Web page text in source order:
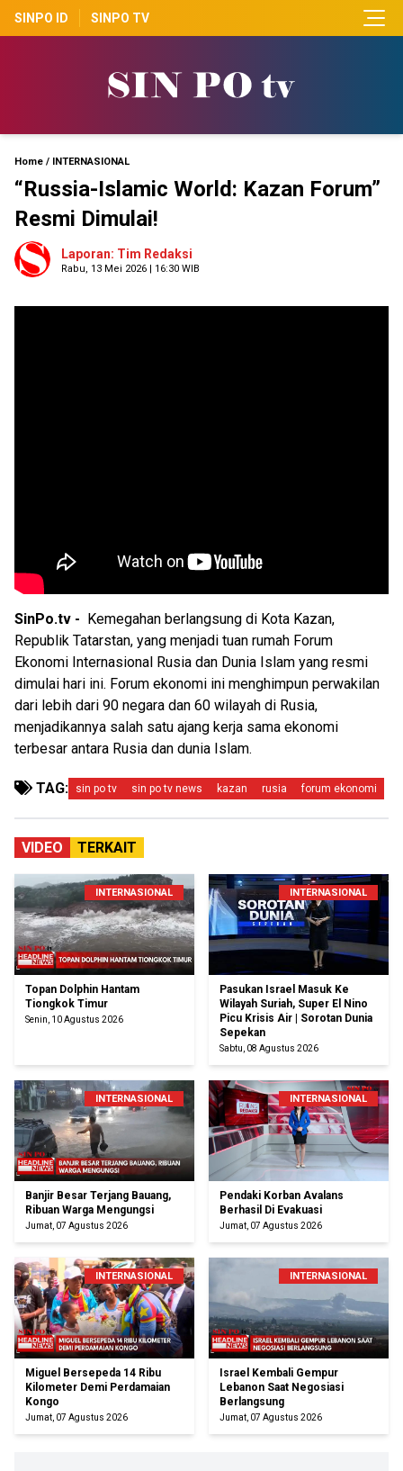
SINPO ID SINPO TV
Home / INTERNASIONAL
“Russia-Islamic World: Kazan Forum”
Resmi Dimulai!
Laporan: Tim Redaksi
Rabu, 13 Mei 2026 | 16:30 WIB
SinPo.tv -
Kemegahan berlangsung di Kota Kazan,
Republik Tatarstan, yang menjadi tuan rumah Forum
Ekonomi Internasional Rusia dan Dunia Islam yang resmi
dimulai hari ini. Forum ekonomi ini menghimpun perwakilan
dari lebih dari 90 negara dan 60 wilayah di Rusia,
menjadikannya salah satu ajang kerja sama ekonomi
terbesar antara Rusia dan dunia Islam.
TAG: sin po tv sin po tv news kazan rusia forum ekonomi
VIDEO TERKAIT
INTERNASIONAL
Topan Dolphin Hantam
Tiongkok Timur
Senin, 10 Agustus 2026
INTERNASIONAL
Pasukan Israel Masuk Ke
Wilayah Suriah, Super El Nino
Picu Krisis Air | Sorotan Dunia
Sepekan
Sabtu, 08 Agustus 2026
INTERNASIONAL
Banjir Besar Terjang Bauang,
Ribuan Warga Mengungsi
Jumat, 07 Agustus 2026
INTERNASIONAL
Pendaki Korban Avalans
Berhasil Di Evakuasi
Jumat, 07 Agustus 2026
INTERNASIONAL
Miguel Bersepeda 14 Ribu
Kilometer Demi Perdamaian
Kongo
Jumat, 07 Agustus 2026
INTERNASIONAL
Israel Kembali Gempur
Lebanon Saat Negosiasi
Berlangsung
Jumat, 07 Agustus 2026